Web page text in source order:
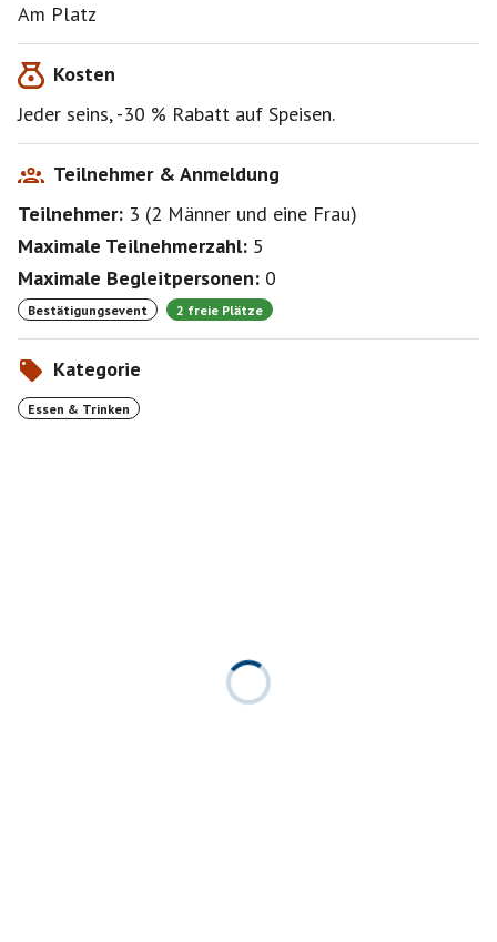
Am Platz
Kosten
Jeder seins, -30 % Rabatt auf Speisen.
Teilnehmer & Anmeldung
Teilnehmer: 3 (2 Männer und eine Frau)
Maximale Teilnehmerzahl: 5
Maximale Begleitpersonen: 0
Bestätigungsevent 2 freie Plätze
Kategorie
Essen & Trinken